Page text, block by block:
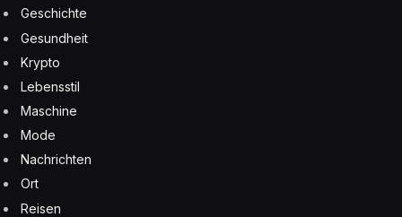
Geschichte
Gesundheit
Krypto
Lebensstil
Maschine
Mode
Nachrichten
Ort
Reisen